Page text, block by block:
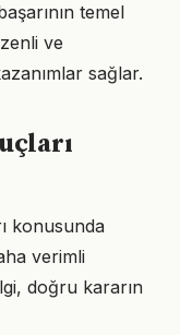
temel
ve
sağlar.
konusunda
verimli
doğru kararın